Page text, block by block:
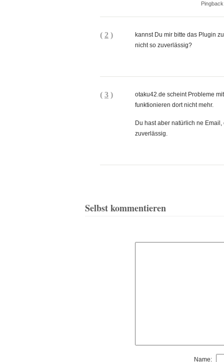
( 2 )
kannst Du mir bitte das Plugin
nicht so zuverlässig?
( 3 )
otaku42.de scheint Probleme
funktionieren dort nicht mehr.
Du hast aber natürlich ne
zuverlässig.
Selbst kommentieren
Name: